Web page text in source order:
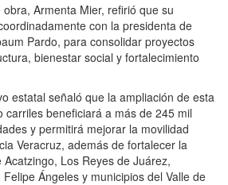
Armenta Mier, refirió que su
con la presidenta de
Pardo, para consolidar proyectos
bienestar social y fortalecimiento
estatal señaló que la ampliación de esta
carriles beneficiará a más de 245 mil
y permitirá mejorar la movilidad
Veracruz, además de fortalecer la
Los Reyes de Juárez,
Ángeles y municipios del Valle de